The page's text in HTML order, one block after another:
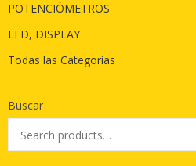
POTENCIÓMETROS
LED, DISPLAY
Todas las Categorías
Buscar